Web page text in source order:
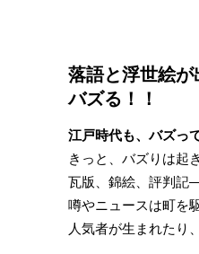
落語と浮世絵
バズる！！
江戸時代も、バズっ
きっと、バズりは起
瓦版、錦絵、評判記
噂やニュースは町を
人気者が生まれた